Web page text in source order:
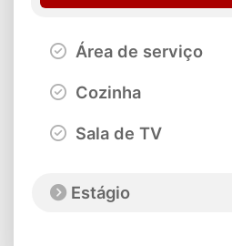
Área de serviço
Cozinha
Sala de TV
Estágio